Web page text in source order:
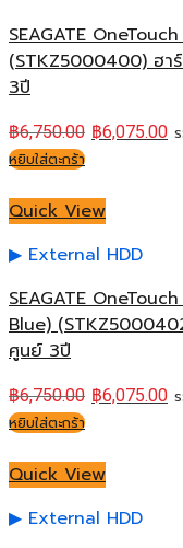
SEAGATE
(STKZ5000400) ฮ
3ปี
฿6,750.00 ฿6,075.00
หยิบใส่ตะกร้า
Quick View
External HDD
SEAGATE
Blue)
ศูนย์ 3ปี
฿6,750.00 ฿6,075.00
หยิบใส่ตะกร้า
Quick View
External HDD